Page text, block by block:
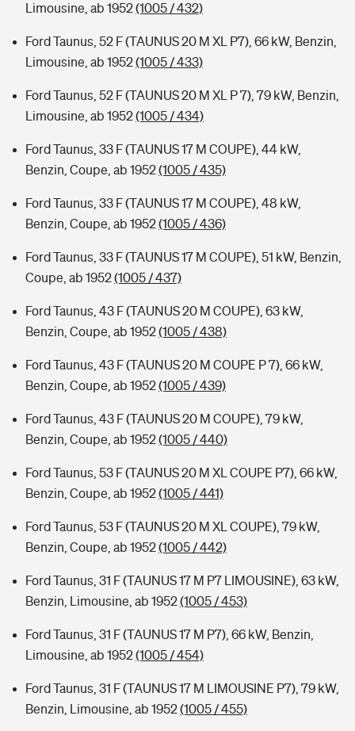
Limousine, ab 1952(1005 / 432)
Ford Taunus, 52 F (TAUNUS 20 M XL P7), 66 kW, Benzin,
Limousine, ab 1952(1005 / 433)
Ford Taunus, 52 F (TAUNUS 20 M XL P 7), 79 kW, Benzin,
Limousine, ab 1952(1005 / 434)
Ford Taunus, 33 F (TAUNUS 17 M COUPE), 44 kW,
Benzin, Coupe, ab 1952(1005 / 435)
Ford Taunus, 33 F (TAUNUS 17 M COUPE), 48 kW,
Benzin, Coupe, ab 1952(1005 / 436)
Ford Taunus, 33 F (TAUNUS 17 M COUPE), 51 kW, Benzin,
Coupe, ab 1952(1005 / 437)
Ford Taunus, 43 F (TAUNUS 20 M COUPE), 63 kW,
Benzin, Coupe, ab 1952(1005 / 438)
Ford Taunus, 43 F (TAUNUS 20 M COUPE P 7), 66 kW,
Benzin, Coupe, ab 1952(1005 / 439)
Ford Taunus, 43 F (TAUNUS 20 M COUPE), 79 kW,
Benzin, Coupe, ab 1952(1005 / 440)
Ford Taunus, 53 F (TAUNUS 20 M XL COUPE P7), 66 kW,
Benzin, Coupe, ab 1952(1005 / 441)
Ford Taunus, 53 F (TAUNUS 20 M XL COUPE), 79 kW,
Benzin, Coupe, ab 1952(1005 / 442)
Ford Taunus, 31 F (TAUNUS 17 M P7 LIMOUSINE), 63 kW,
Benzin, Limousine, ab 1952(1005 / 453)
Ford Taunus, 31 F (TAUNUS 17 M P7), 66 kW, Benzin,
Limousine, ab 1952(1005 / 454)
Ford Taunus, 31 F (TAUNUS 17 M LIMOUSINE P7), 79 kW,
Benzin, Limousine, ab 1952(1005 / 455)